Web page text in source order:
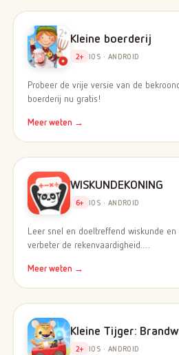
Kleine boerderij
2+ IOS · ANDROID
Probeer de vrije versie van de
boerderij nu gratis!
Meer weten →
WISKUNDEKONING
6+ IOS · ANDROID
Leer snel en doeltreffend wiskunde
verbeter de rekenvaardigheid.…
Meer weten →
Kleine Tijger:
2+ IOS · ANDROID